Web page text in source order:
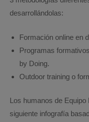
desarrollándolas:
Formación online en
Programas
by Doing.
Outdoor training o
Los humanos de
siguiente infografía